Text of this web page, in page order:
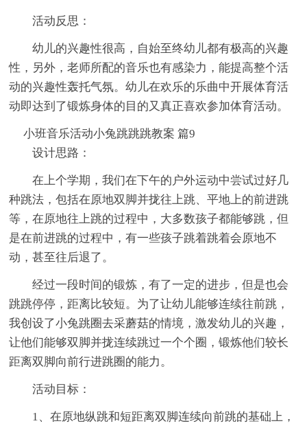
活动反思：
幼儿的兴趣性很高，自始至终幼儿都有极高的兴趣
性，另外，老师所配的音乐也有感染力，能提高整个活
动的兴趣性轰托气氛。幼儿在欢乐的乐曲中开展体育活
动即达到了锻炼身体的目的又真正喜欢参加体育活动。
小班音乐活动小兔跳跳跳教案 篇9
设计思路：
在上个学期，我们在下午的户外运动中尝试过好几
种跳法，包括在原地双脚并拢往上跳、平地上的前进跳
等，在原地往上跳的过程中，大多数孩子都能够跳，但
是在前进跳的过程中，有一些孩子跳着跳着会原地不
动，甚至往后退了。
经过一段时间的锻炼，有了一定的进步，但是也会
跳跳停停，距离比较短。为了让幼儿能够连续往前跳，
我创设了小兔跳圈去采蘑菇的情境，激发幼儿的兴趣，
让他们能够双脚并拢连续跳过一个个圈，锻炼他们较长
距离双脚向前行进跳圈的能力。
活动目标：
1、在原地纵跳和短距离双脚连续向前跳的基础上，